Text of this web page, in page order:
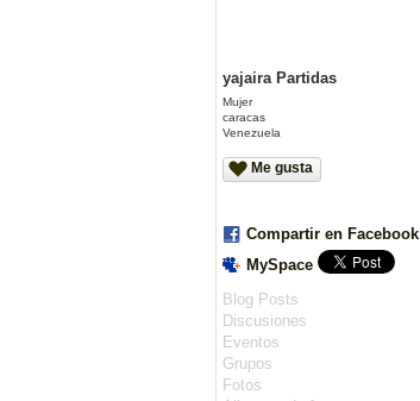
yajaira Partidas
Mujer
caracas
Venezuela
Me gusta
Compartir en Facebook
MySpace
Blog Posts
Discusiones
Eventos
Grupos
Fotos